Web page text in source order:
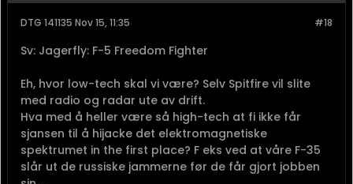
Hvis du kommer på vingene da. Med K2 og digitalt
baselogistikk på noe som helst n...
Logg innellerregistrer deg
innholdet
"Gjør Ret, Frygt Intet"